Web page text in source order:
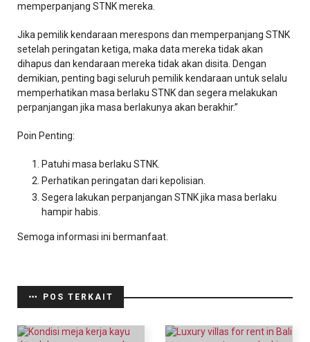
memperpanjang STNK mereka.
Jika pemilik kendaraan merespons dan memperpanjang STNK
setelah peringatan ketiga, maka data mereka tidak akan
dihapus dan kendaraan mereka tidak akan disita. Dengan
demikian, penting bagi seluruh pemilik kendaraan untuk selalu
memperhatikan masa berlaku STNK dan segera melakukan
perpanjangan jika masa berlakunya akan berakhir.”
Poin Penting:
Patuhi masa berlaku STNK.
Perhatikan peringatan dari kepolisian.
Segera lakukan perpanjangan STNK jika masa berlaku
hampir habis.
Semoga informasi ini bermanfaat.
POS TERKAIT